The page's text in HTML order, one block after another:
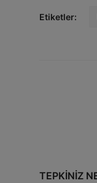
Etiketler:
TEPKINIZ